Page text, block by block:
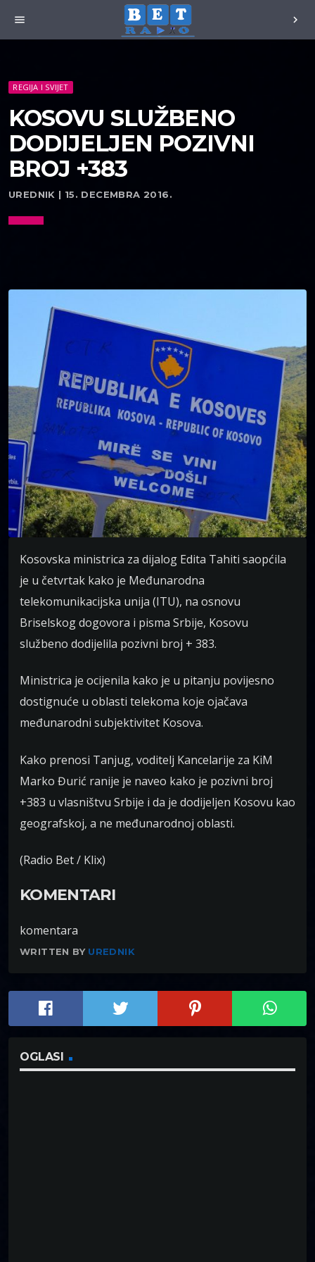
menu chevron_right
REGIJA I SVIJET
KOSOVU SLUŽBENO
DODIJELJEN POZIVNI
BROJ +383
UREDNIK | 15. DECEMBRA 2016.
Kosovska ministrica za dijalog Edita Tahiti saopćila
je u četvrtak kako je Međunarodna
telekomunikacijska unija (ITU), na osnovu
Briselskog dogovora i pisma Srbije, Kosovu
službeno dodijelila pozivni broj + 383.
Ministrica je ocijenila kako je u pitanju povijesno
dostignuće u oblasti telekoma koje ojačava
međunarodni subjektivitet Kosova.
Kako prenosi Tanjug, voditelj Kancelarije za KiM
Marko Đurić ranije je naveo kako je pozivni broj
+383 u vlasništvu Srbije i da je dodijeljen Kosovu kao
geografskoj, a ne međunarodnoj oblasti.
(Radio Bet / Klix)
KOMENTARI
komentara
WRITTEN BY UREDNIK
OGLASI